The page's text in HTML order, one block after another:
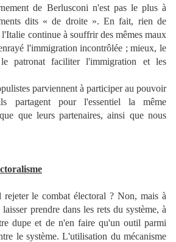
de Berlusconi n'est pas le plus à
dits « de droite ». En fait, rien de
continue à souffrir des mêmes maux
l'immigration incontrôlée ; mieux, le
le patronat faciliter l'immigration et les
parviennent à participer au pouvoir
partagent pour l'essentiel la même
que leurs partenaires, ainsi que nous
le combat électoral ? Non, mais à
prendre dans les rets du système, à
dupe et de n'en faire qu'un outil parmi
le système. L'utilisation du mécanisme